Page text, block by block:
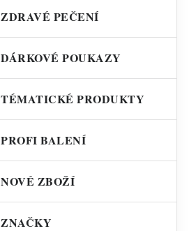
ZDRAVÉ PEČENÍ
DÁRKOVÉ POUKAZY
TÉMATICKÉ PRODUKTY
PROFI BALENÍ
NOVÉ ZBOŽÍ
ZNAČKY